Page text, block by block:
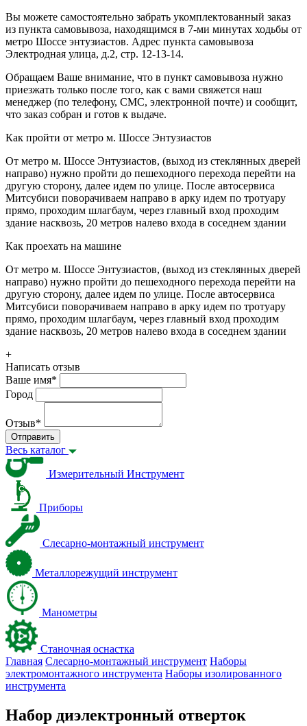
Вы можете самостоятельно забрать укомплектованный заказ
из пункта самовывоза, находящимся в 7-ми минутах ходьбы от
метро Шоссе энтузиастов. Адрес пункта самовывоза
Электродная улица, д.2, стр. 12-13-14.
Обращаем Ваше внимание, что в пункт самовывоза нужно
приезжать только после того, как с вами свяжется наш
менеджер (по телефону, СМС, электронной почте) и сообщит,
что заказ собран и готов к выдаче.
Как пройти от метро м. Шоссе Энтузиастов
От метро м. Шоссе Энтузиастов, (выход из стеклянных дверей
направо) нужно пройти до пешеходного перехода перейти на
другую сторону, далее идем по улице. После автосервиса
Митсубиси поворачиваем направо в арку идем по тротуару
прямо, проходим шлагбаум, через главный вход проходим
здание насквозь, 20 метров налево входа в соседнем здании
Как проехать на машине
От метро м. Шоссе Энтузиастов, (выход из стеклянных дверей
направо) нужно пройти до пешеходного перехода перейти на
другую сторону, далее идем по улице. После автосервиса
Митсубиси поворачиваем направо в арку идем по тротуару
прямо, проходим шлагбаум, через главный вход проходим
здание насквозь, 20 метров налево входа в соседнем здании
+
Написать отзыв
Ваше имя*
Город
Отзыв*
Отправить
Весь каталог
Измерительный Инструмент
Приборы
Слесарно-монтажный инструмент
Металлорежущий инструмент
Манометры
Станочная оснастка
Главная Слесарно-монтажный инструмент Наборы
электромонтажного инструмента Наборы изолированного
инструмента
Набор диэлектронный отверток